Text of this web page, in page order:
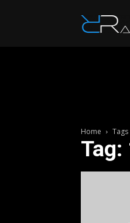
Home Tags
Tag: